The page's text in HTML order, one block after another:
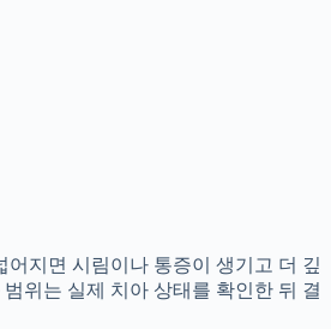
지면 시림이나 통증이 생기고 더 깊
위는 실제 치아 상태를 확인한 뒤 결